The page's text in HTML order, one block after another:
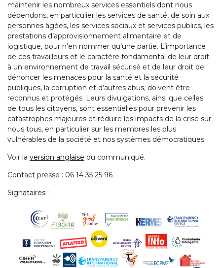
maintenir les nombreux services essentiels dont nous
dépendons, en particulier les services de santé, de soin aux
personnes âgées, les services sociaux et services publics, les
prestations d’approvisionnement alimentaire et de
logistique, pour n’en nommer qu’une partie. L’importance
de ces travailleurs et le caractère fondamental de leur droit
à un environnement de travail sécurisé et de leur droit de
dénoncer les menaces pour la santé et la sécurité
publiques, la corruption et d’autres abus, doivent être
reconnus et protégés. Leurs divulgations, ainsi que celles
de tous les citoyens, sont essentielles pour prévenir les
catastrophes majeures et réduire les impacts de la crise sur
nous tous, en particulier sur les membres les plus
vulnérables de la société et nos systèmes démocratiques.
Voir la version anglaise du communiqué.
Contact presse : 06 14 35 25 96
Signataires :